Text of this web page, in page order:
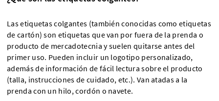
Las etiquetas colgantes (también conocidas como etiquetas
de cartón) son etiquetas que van por fuera de la prenda o
producto de mercadotecnia y suelen quitarse antes del
primer uso. Pueden incluir un logotipo personalizado,
además de información de fácil lectura sobre el producto
(talla, instrucciones de cuidado, etc.). Van atadas a la
prenda con un hilo, cordón o navete.